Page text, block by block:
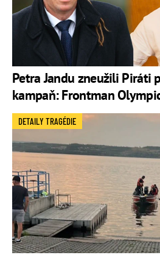
Petra Jandu zneužili Piráti
kampaň: Frontman
DETAILY TRAGÉDIE